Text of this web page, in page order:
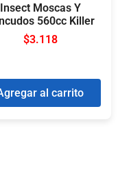
Insect Moscas Y
560cc Killer
$3.118
al carrito